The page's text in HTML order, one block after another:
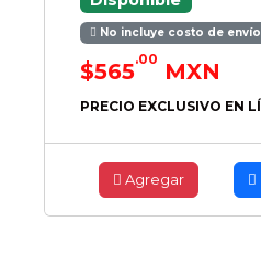
No incluye costo de envío
$565.00 MXN
PRECIO EXCLUSIVO EN
Agregar